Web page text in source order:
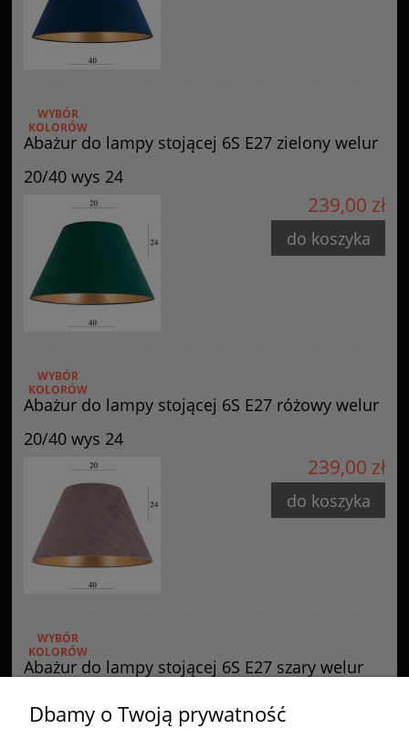
Abażur do lampy stojącej 6S E27 zielony welur
20/40 wys 24
WYBÓR
KOLORÓW
239,00 zł
do koszyka
Abażur do lampy stojącej 6S E27 różowy welur
20/40 wys 24
WYBÓR
KOLORÓW
239,00 zł
do koszyka
Abażur do lampy stojącej 6S E27 szary welur
20/40 wys 24
WYBÓR
KOLORÓW
Dbamy o Twoją prywatność